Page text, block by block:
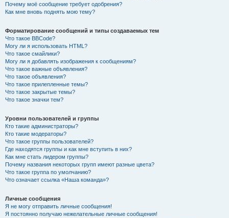
Почему моё сообщение требует одобрения?
Как мне вновь поднять мою тему?
Форматирование сообщений и типы создаваемых тем
Что такое BBCode?
Могу ли я использовать HTML?
Что такое смайлики?
Могу ли я добавлять изображения к сообщениям?
Что такое важные объявления?
Что такое объявления?
Что такое прилепленные темы?
Что такое закрытые темы?
Что такое значки тем?
Уровни пользователей и группы
Кто такие администраторы?
Кто такие модераторы?
Что такое группы пользователей?
Где находятся группы и как мне вступить в них?
Как мне стать лидером группы?
Почему названия некоторых групп имеют разные цвета?
Что такое группа по умолчанию?
Что означает ссылка «Наша команда»?
Личные сообщения
Я не могу отправить личные сообщения!
Я постоянно получаю нежелательные личные сообщения!